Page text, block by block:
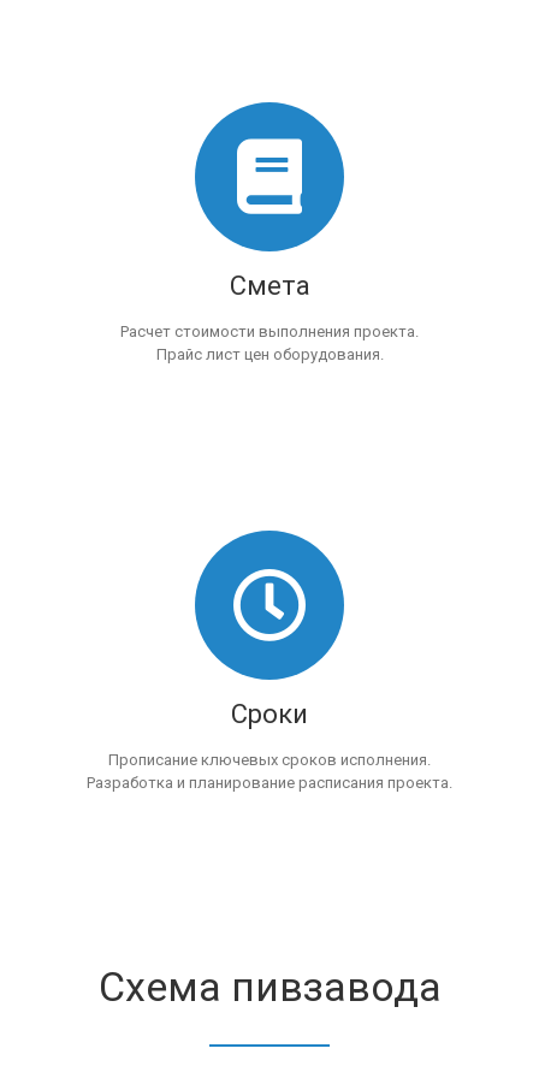
Смета
Расчет стоимости выполнения проекта.
Прайс лист цен оборудования.
Сроки
Прописание ключевых сроков исполнения.
Разработка и планирование расписания проекта.
Схема пивзавода